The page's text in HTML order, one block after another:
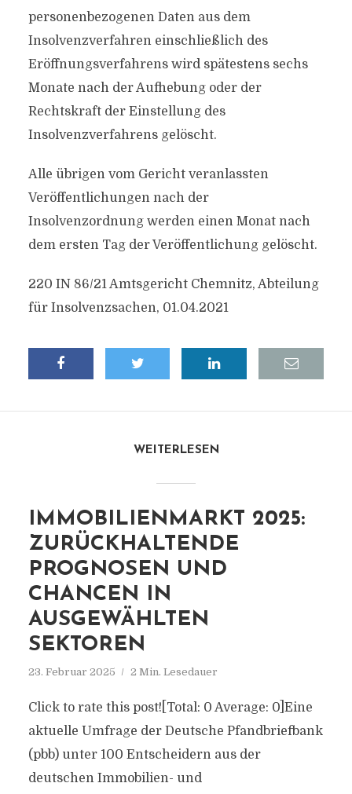
personenbezogenen Daten aus dem
Insolvenzverfahren einschließlich des
Eröffnungsverfahrens wird spätestens sechs
Monate nach der Aufhebung oder der
Rechtskraft der Einstellung des
Insolvenzverfahrens gelöscht.
Alle übrigen vom Gericht veranlassten
Veröffentlichungen nach der
Insolvenzordnung werden einen Monat nach
dem ersten Tag der Veröffentlichung gelöscht.
220 IN 86/21 Amtsgericht Chemnitz, Abteilung
für Insolvenzsachen, 01.04.2021
WEITERLESEN
IMMOBILIENMARKT 2025:
ZURÜCKHALTENDE
PROGNOSEN UND
CHANCEN IN
AUSGEWÄHLTEN
SEKTOREN
23. Februar 2025 2 Min. Lesedauer
Click to rate this post![Total: 0 Average: 0]Eine
aktuelle Umfrage der Deutsche Pfandbriefbank
(pbb) unter 100 Entscheidern aus der
deutschen Immobilien- und